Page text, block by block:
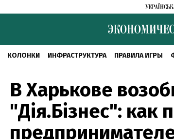
КОЛОНКИ ИНФРАСТРУКТУРА ПРАВИЛА ИГРЫ
В Харькове
"Дія.Бізнес":